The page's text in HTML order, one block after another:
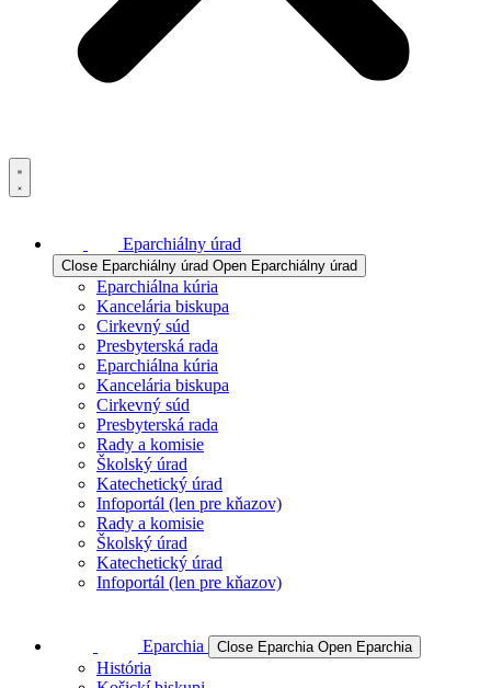
Eparchiálny úrad
Close Eparchiálny úrad Open Eparchiálny úrad
Eparchiálna kúria
Kancelária biskupa
Cirkevný súd
Presbyterská rada
Eparchiálna kúria
Kancelária biskupa
Cirkevný súd
Presbyterská rada
Rady a komisie
Školský úrad
Katechetický úrad
Infoportál (len pre kňazov)
Rady a komisie
Školský úrad
Katechetický úrad
Infoportál (len pre kňazov)
Eparchia Close Eparchia Open Eparchia
História